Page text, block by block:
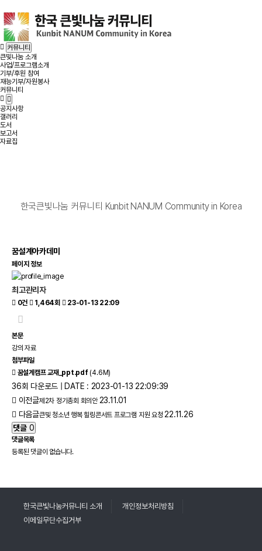
헤더설정
커뮤니티
큰빛나눔 소개
사업/프로그램소개
기부/후원 참여
재능기부/자원봉사
커뮤니티
공지사항
갤러리
도서
보고서
자료집
한국큰빛나눔 커뮤니티 Kunbit NANUM Community in Korea
꿈설계아카데미
페이지 정보
최고관리자
0건 1,464회 23-01-13 22:09
본문
강의 자료
첨부파일
꿈설계캠프 교재_ppt.pdf(4.6M)
36회 다운로드 | DATE : 2023-01-13 22:09:39
이전글제2차 정기총회 회의안 23.11.01
다음글큰빛 청소년 행복 힐링콘서트 프로그램 지원 요청 22.11.26
댓글 0
댓글목록
등록된 댓글이 없습니다.
한국큰빛나눔커뮤니티 소개
개인정보처리방침
이메일무단수집거부